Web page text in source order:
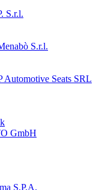
S.r.l.
S.r.l.
Automotive Seats SRL
GmbH
S.P.A.